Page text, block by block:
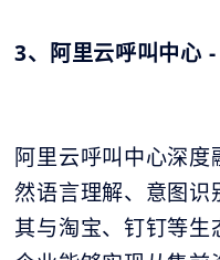
3、阿里云呼叫中心
阿里云呼叫中心深度
然语言理解、意图识
其与淘宝、钉钉等